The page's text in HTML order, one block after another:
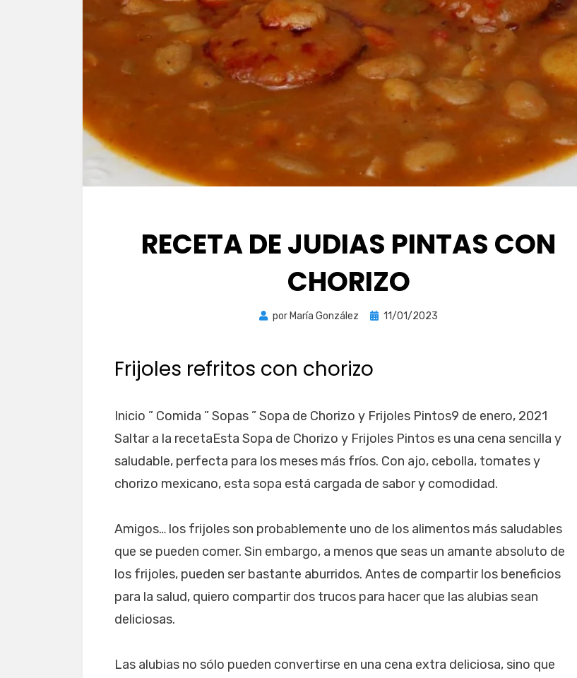
RECETA DE JUDIAS PINTAS CON
CHORIZO
por María González
Publicada
11/01/2023
Frijoles refritos con chorizo
Inicio ” Comida ” Sopas ” Sopa de Chorizo y Frijoles Pintos9 de enero, 2021
Saltar a la recetaEsta Sopa de Chorizo y Frijoles Pintos es una cena sencilla y
saludable, perfecta para los meses más fríos. Con ajo, cebolla, tomates y
chorizo mexicano, esta sopa está cargada de sabor y comodidad.
Amigos… los frijoles son probablemente uno de los alimentos más saludables
que se pueden comer. Sin embargo, a menos que seas un amante absoluto de
los frijoles, pueden ser bastante aburridos. Antes de compartir los beneficios
para la salud, quiero compartir dos trucos para hacer que las alubias sean
deliciosas.
Las alubias no sólo pueden convertirse en una cena extra deliciosa, sino que